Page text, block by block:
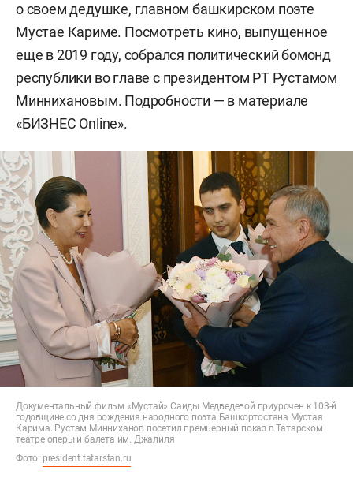
о своем дедушке, главном башкирском поэте
Мустае Кариме. Посмотреть кино, выпущенное
еще в 2019 году, собрался политический бомонд
республики во главе с президентом РТ Рустамом
Миннихановым. Подробности — в материале
«БИЗНЕС Online».
Документальный фильм «Мустай» Саиды Медведевой приурочен к 103-й
годовщине со дня рождения народного поэта Башкортостана Мустая
Карима. Рустам Минниханов посетил премьерный показ в Татарском
театре оперы и балета им. Джалиля
Фото: president.tatarstan.ru